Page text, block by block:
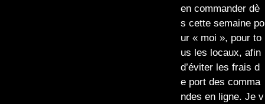
en commander dè
s cette semaine po
ur « moi », pour to
us les locaux, afin
d’éviter les frais d
e port des comma
ndes en ligne. Je v